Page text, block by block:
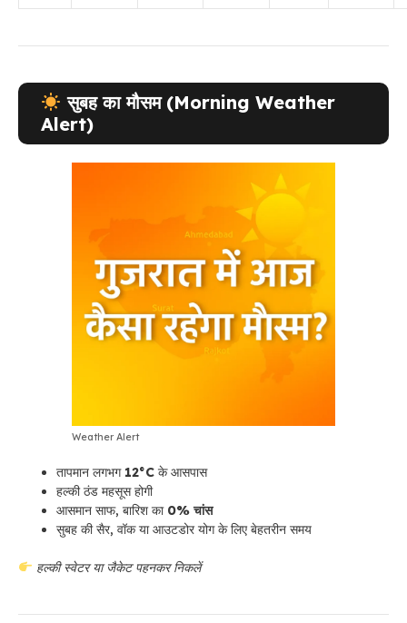
सुबह का मौसम (Morning Weather
Alert)
Weather Alert
तापमान लगभग 12°C के आसपास
हल्की ठंड महसूस होगी
आसमान साफ, बारिश का 0% चांस
सुबह की सैर, वॉक या आउटडोर योग के लिए बेहतरीन समय
हल्की स्वेटर या जैकेट पहनकर निकलें